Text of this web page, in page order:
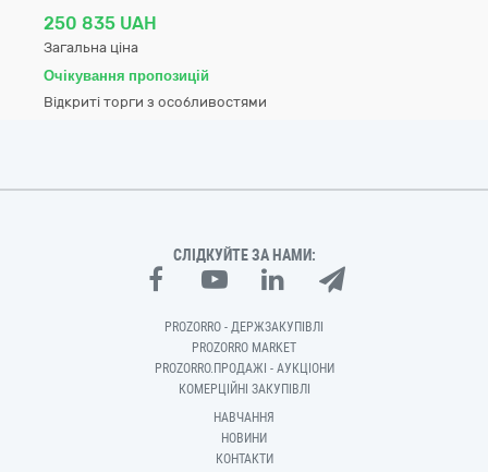
250 835 UAH
Загальна ціна
Очікування пропозицій
Відкриті торги з особливостями
СЛІДКУЙТЕ ЗА НАМИ:
PROZORRO - ДЕРЖЗАКУПІВЛІ
PROZORRO MARKET
PROZORRO.ПРОДАЖІ - АУКЦІОНИ
КОМЕРЦІЙНІ ЗАКУПІВЛІ
НАВЧАННЯ
НОВИНИ
КОНТАКТИ